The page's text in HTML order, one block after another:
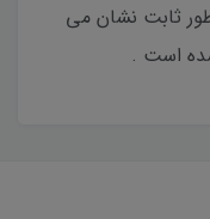
ثابت نشان می
است .